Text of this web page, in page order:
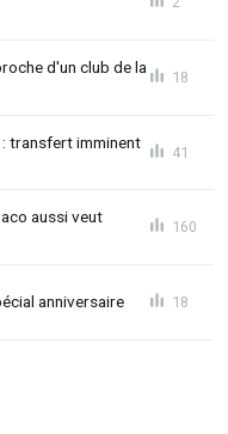
d'un club de la
18
transfert imminent
41
aussi veut
160
anniversaire 18